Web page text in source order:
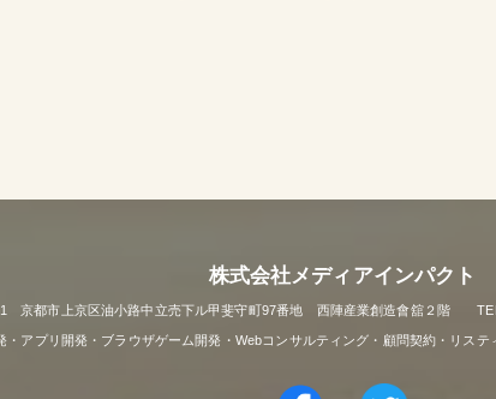
株式会社メディアインパクト
京都市上京区油小路中立売下ル甲斐守町97番地 西陣産業創造會舘２階
・アプリ開発・ブラウザゲーム開発・Webコンサルティング・顧問契約・リス